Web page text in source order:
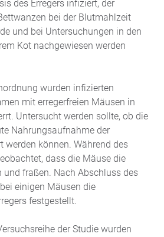
des Erregers infiziert, der
bei der Blutmahlzeit
und bei Untersuchungen in den
Kot nachgewiesen werden
wurden infizierten
mit erregerfreien Mäusen in
Untersucht werden sollte, ob die
Nahrungsaufnahme der
werden können. Während des
dass die Mäuse die
und fraßen. Nach Abschluss des
einigen Mäusen die
festgestellt.
der Studie wurden